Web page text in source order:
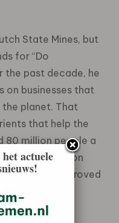
State Mines, but
for “Do
the past decade, he
on businesses that
planet. That
that help the
80 million people a
as the Carbon
has proved
fellow
actuele